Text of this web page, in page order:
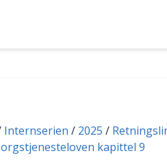
Internserien 2025
kapittel 9